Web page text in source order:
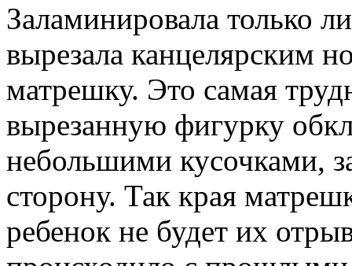
Заламинировала только
вырезала канцелярским
матрешку. Это самая
вырезанную фигурку
небольшими кусочками,
сторону. Так края
ребенок не будет их